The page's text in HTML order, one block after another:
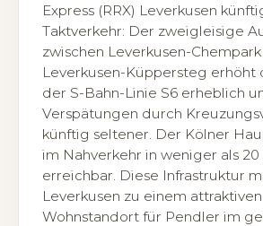
Express (RRX) Leverkusen
Taktverkehr: Der zweigleisige
zwischen Leverkusen-
Leverkusen-Küppersteg erhöht
der S-Bahn-Linie S6 erheblich
Verspätungen durch
künftig seltener. Der Kölner
im Nahverkehr in weniger als
erreichbar. Diese Infrastruktur
Leverkusen zu einem attraktiven
Wohnstandort für Pendler im